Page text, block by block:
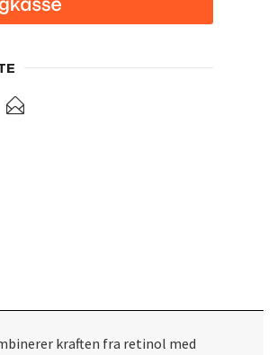
kraften fra retinol med